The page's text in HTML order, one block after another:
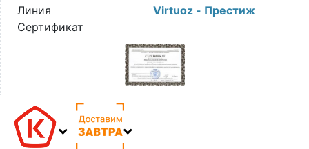
Линия
Virtuoz - Престиж
Сертификат